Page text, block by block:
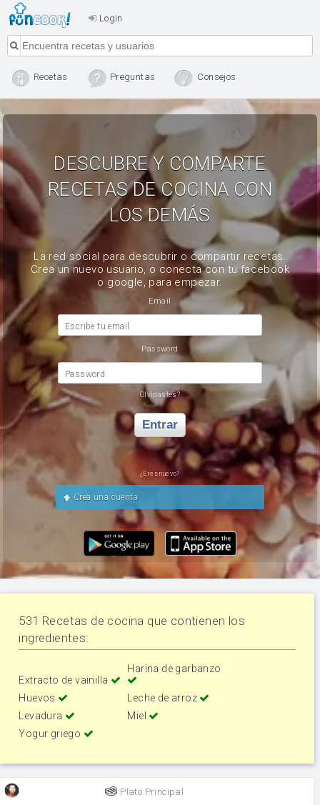
Login
Recetas Preguntas Consejos
DESCUBRE Y COMPARTE
RECETAS DE COCINA CON
LOS DEMÁS
La red social para descubrir o compartir recetas.
Crea un nuevo usuario, o conecta con tu facebook
o google, para empezar.
Email
Escribe tu email
Password
Password
Olvidastes?
Entrar
¿Eres nuevo?
Crea una cuenta
531 Recetas de cocina que contienen los
ingredientes:
Extracto de vainilla
Harina de garbanzo
Huevos
Leche de arroz
Levadura
Miel
Yogur griego
Plato Principal